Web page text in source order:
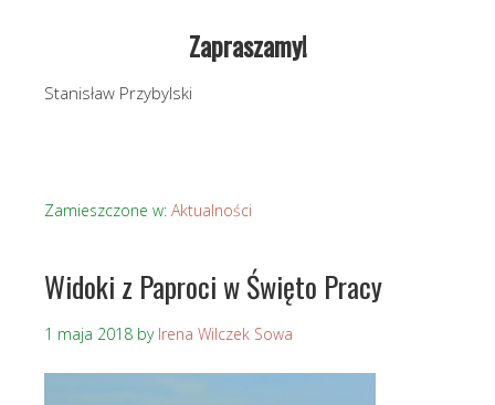
Zapraszamy!
Stanisław Przybylski
Zamieszczone w: Aktualności
Widoki z Paproci w Święto Pracy
1 maja 2018 by Irena Wilczek Sowa